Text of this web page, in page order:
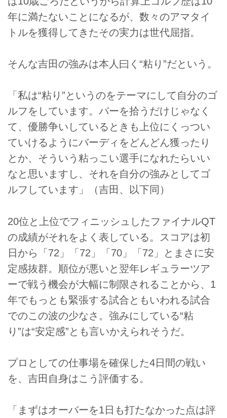
年に満たないことになるが、数々のアマタイ
トルを獲得してきたその実力は世代屈指。
そんな吉田の強みは本人曰く“粘り”だという。
「私は“粘り”というのをテーマにして自分のゴ
ルフをしています。パーを拾うだけじゃなく
て、優勝争いしているときも上位にくっつい
ていけるようにバーディをどんどん獲ったり
とか、そういう粘っこい選手になれたらいい
なと思いますし、それを自分の強みとしてゴ
ルフしています」（吉田、以下同）
20位と上位でフィニッシュしたファイナルQT
の成績がそれをよく表している。スコアは初
日から「72」「72」「70」「72」とまさに安
定感抜群。順位が悪いと翌年レギュラーツア
ーで戦う機会が大幅に制限されることから、1
年でもっとも緊張する試合ともいわれる試合
でのこの波の少なさ。強みにしている“粘
り”は“安定感”とも言いかえられそうだ。
プロとしての仕事場を確保した4日間の戦い
を、吉田自身はこう評価する。
「まずはオーバーを1日も打たなかった点は評